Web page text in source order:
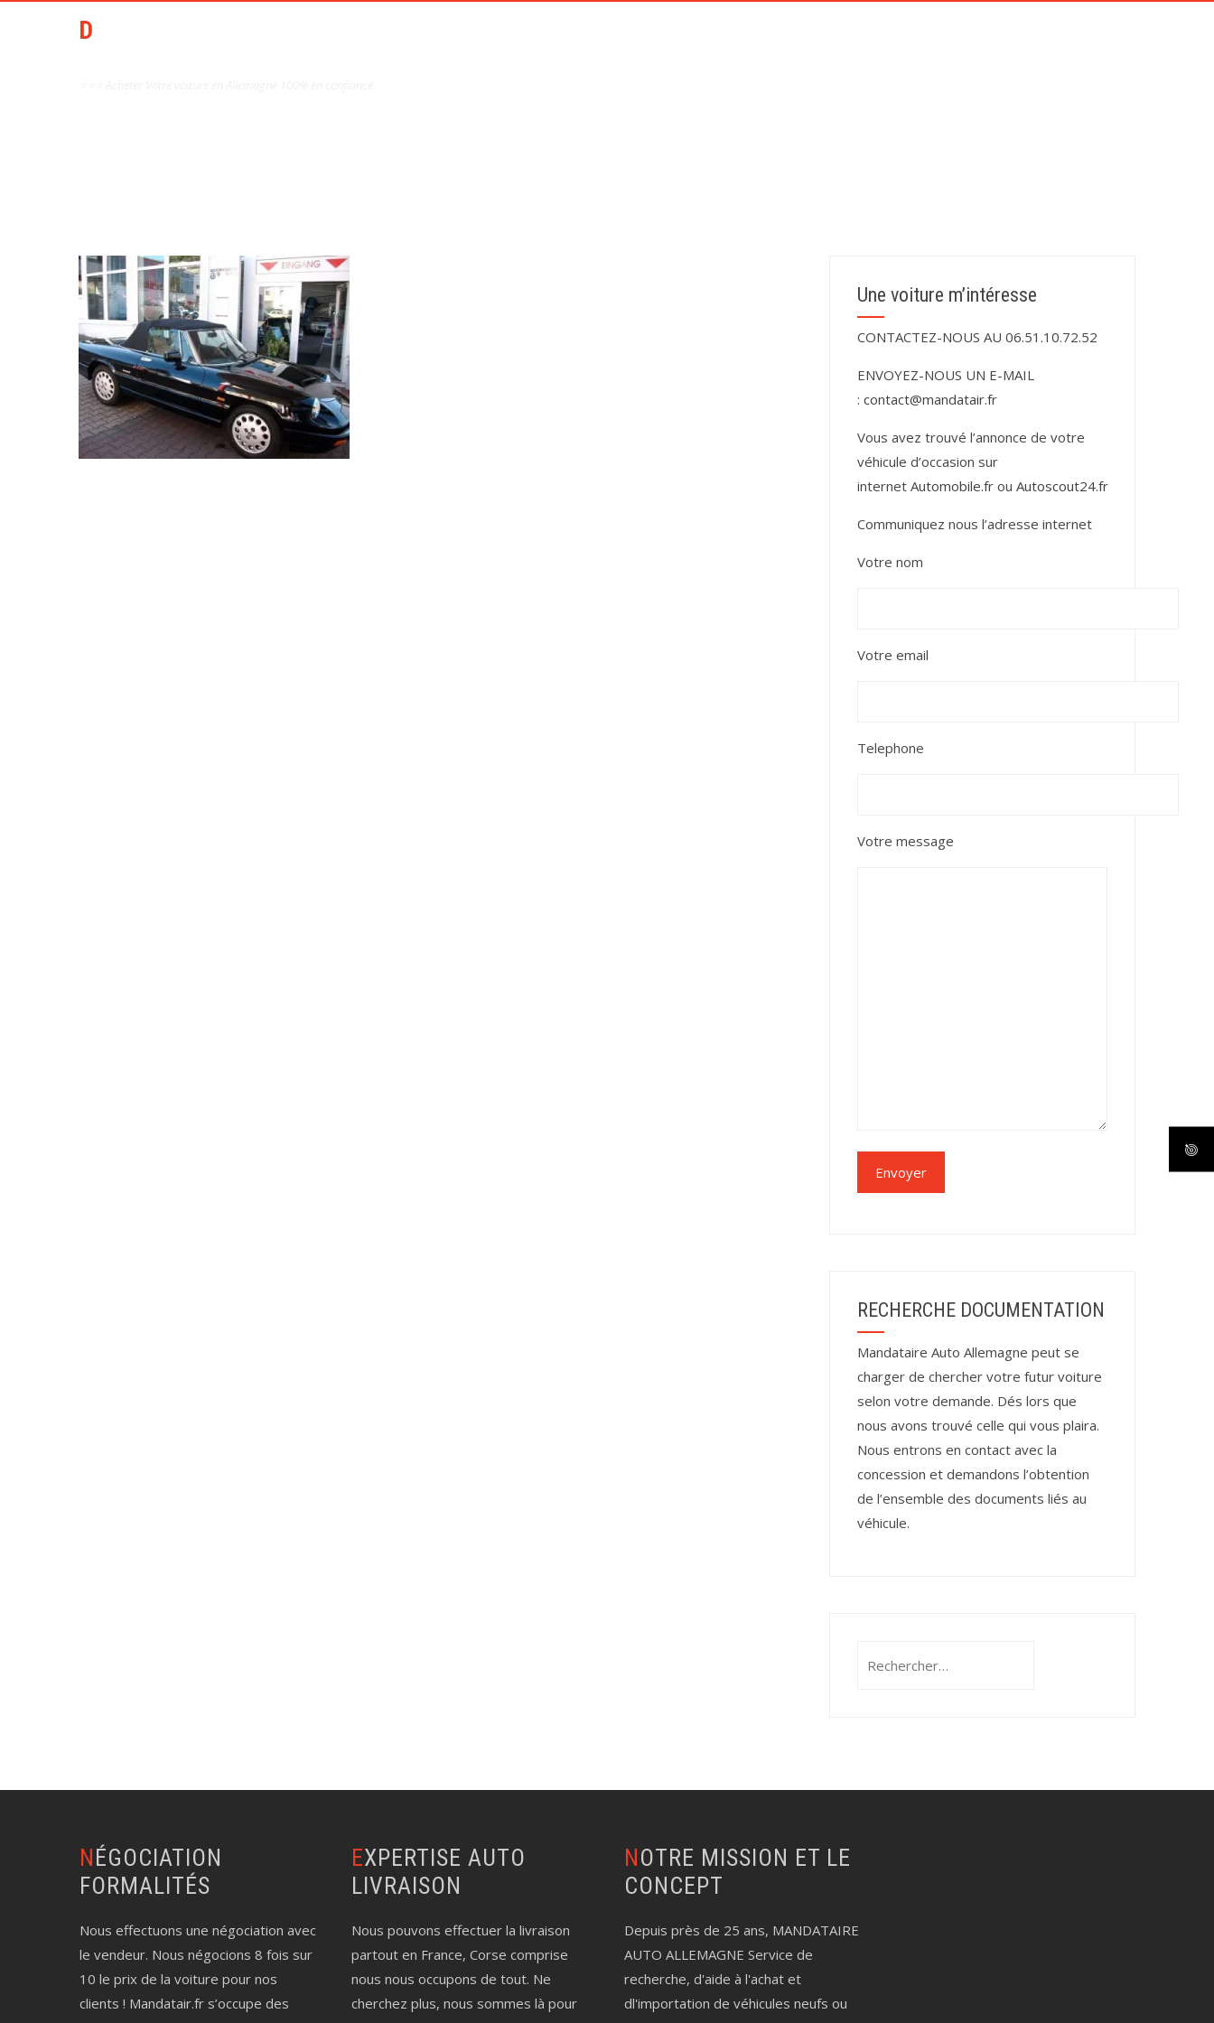
DCAI AIDE ACHAT AUTO
Une voiture m’intéresse
CONTACTEZ-NOUS AU 06.51.10.72.52
ENVOYEZ-NOUS UN E-MAIL
: contact@mandatair.fr
Vous avez trouvé l’annonce de votre
véhicule d’occasion sur
internet Automobile.frou Autoscout24.fr
Communiquez nous l’adresse internet
Votre nom
Votre email
Telephone
Votre message
RECHERCHE DOCUMENTATION
Mandataire Auto Allemagne peut se
charger de chercher votre futur voiture
selon votre demande. Dés lors que
nous avons trouvé celle qui vous plaira.
Nous entrons en contact avec la
concession et demandons l’obtention
de l’ensemble des documents liés au
véhicule.
NÉGOCIATION
FORMALITÉS
Nous effectuons une négociation avec
le vendeur. Nous négocions 8 fois sur
10 le prix de la voiture pour nos
clients ! Mandatair.fr s’occupe des
EXPERTISE AUTO
LIVRAISON
Nous pouvons effectuer la livraison
partout en France, Corse comprise
nous nous occupons de tout. Ne
cherchez plus, nous sommes là pour
NOTRE MISSION ET LE
CONCEPT
Depuis près de 25 ans, MANDATAIRE
AUTO ALLEMAGNE Service de
recherche, d'aide à l'achat et
dl'importation de véhicules neufs ou